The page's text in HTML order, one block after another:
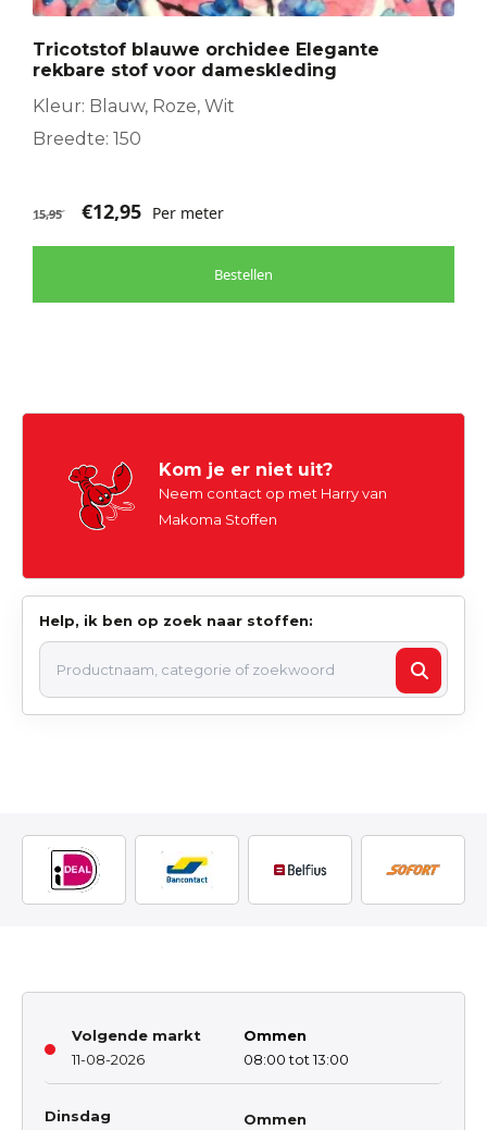
Tricotstof blauwe orchidee Elegante
rekbare stof voor dameskleding
Kleur: Blauw, Roze, Wit
Breedte: 150
15,95 €12,95 Per meter
Bestellen
Kom je er niet uit?
Neem contact op met Harry van
Makoma Stoffen
Help, ik ben op zoek naar stoffen:
Volgende markt
11-08-2026
Ommen
08:00 tot 13:00
Dinsdag
Ommen